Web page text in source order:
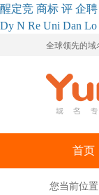
醒定竞 商标 评 企聘
Dy N Re Uni Dan Lo